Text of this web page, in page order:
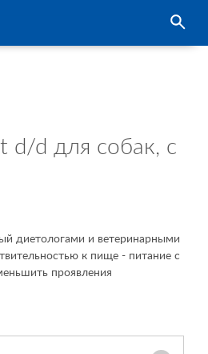
open
d/d для собак, с
диетологами и ветеринарными
к пище - питание с
проявления